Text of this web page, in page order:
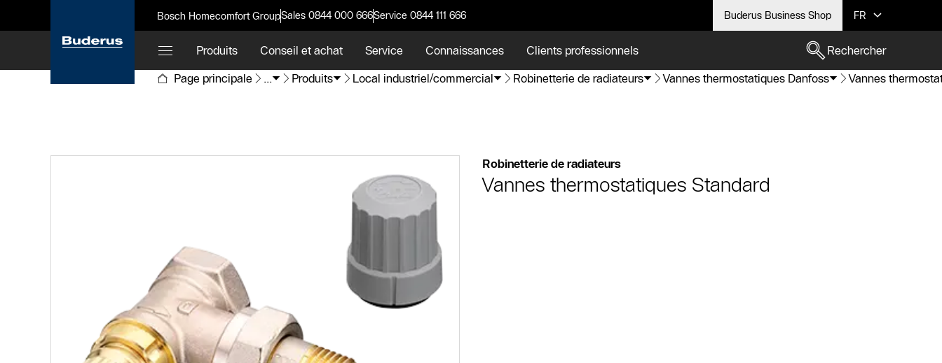
Bosch Homecomfort GroupSales 0844 000 666Service 0844 111 666 Buderus Business Shop FR
Produits Conseil et achat Service Connaissances Clients professionnels
Rechercher
Page principale
... Produits Local industriel/commercial Robinetterie de radiateurs Vannes thermostatiques Danfoss Vannes
Robinetterie de radiateurs
Vannes thermostatiques Standard